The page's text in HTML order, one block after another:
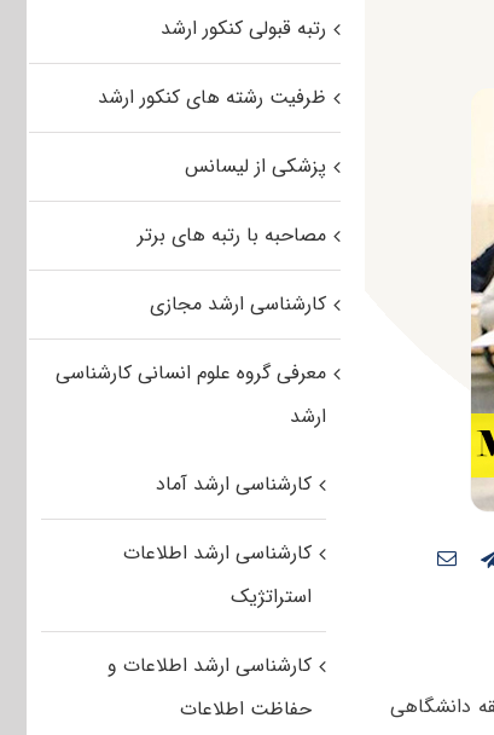
علمی دانشجویی کشور در فروردین ماه ۱۴۰۴ در ۱۰ منطقه دانشگاهی
رتبه قبولی کنکور ارشد
ظرفیت رشته های کنکور ارشد
پزشکی از لیسانس
مصاحبه با رتبه های برتر
کارشناسی ارشد مجازی
معرفی گروه علوم انسانی کارشناسی
ارشد
کارشناسی ارشد آماد
کارشناسی ارشد اطلاعات
استراتژیک
کارشناسی ارشد اطلاعات و
حفاظت اطلاعات